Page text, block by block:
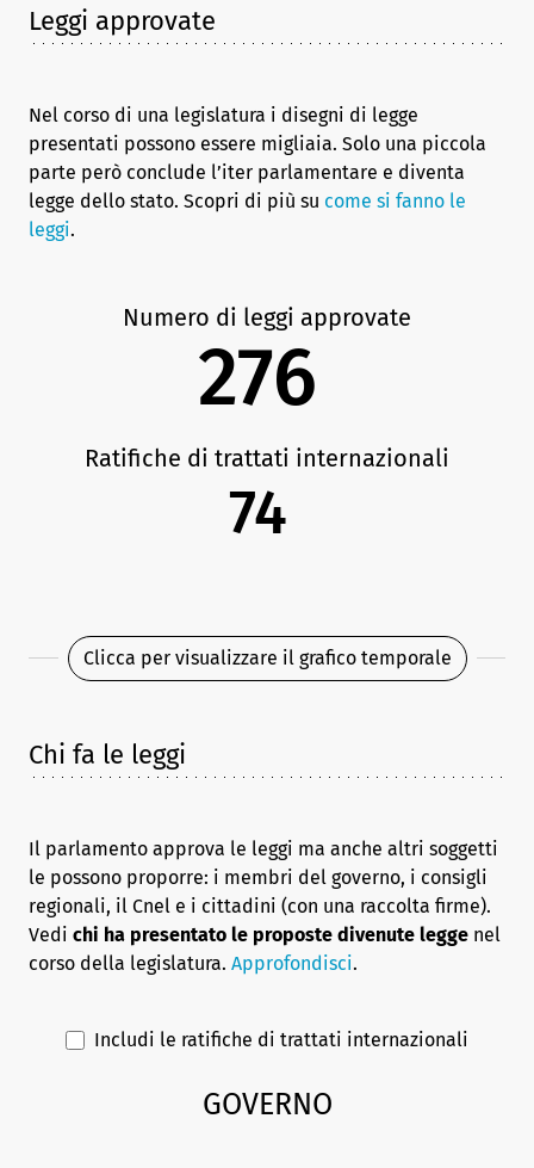
Leggi approvate
Nel corso di una legislatura i disegni di legge
presentati possono essere migliaia. Solo una piccola
parte però conclude l’iter parlamentare e diventa
legge dello stato. Scopri di più su come si fanno le
leggi.
Numero di leggi approvate
276
Ratifiche di trattati internazionali
74
Clicca per visualizzare il grafico temporale
Chi fa le leggi
Il parlamento approva le leggi ma anche altri soggetti
le possono proporre: i membri del governo, i consigli
regionali, il Cnel e i cittadini (con una raccolta firme).
Vedi chi ha presentato le proposte divenute legge nel
corso della legislatura. Approfondisci.
Includi le ratifiche di trattati internazionali
GOVERNO